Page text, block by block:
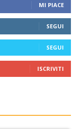
MI PIACE
SEGUI
SEGUI
ISCRIVITI